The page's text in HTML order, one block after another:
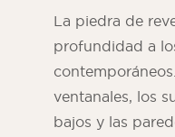
La piedra de
profundidad a
ventanales, los
bajos y las